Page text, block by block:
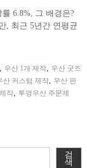
6.8%, 그 배경은?
, 최근 5년간 연평균
우산 1개 제작, 우산 굿즈
산 커스텀 제작, 우산 판
작, 투명우산 주문제
검
색